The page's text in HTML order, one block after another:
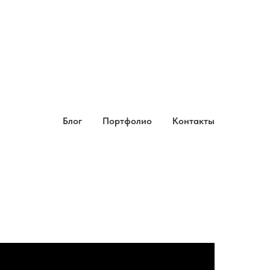
Блог Портфолио Контакты